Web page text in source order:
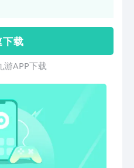
，有高自由度的战术策略
切。 《暗区突围》
行者”正式开启！沉浸剧情战
线要塞异动，地区首领雷诺
阴谋？全新“北山法则”玩法
枪硬，要赢先清场。新武器
、新装备、新配件、新道
枪战体验。2周年庆典集结
派对大赏，和1亿先锋一起
-群鸦纷至”等系列玩法陆续开
交锋，随机保险箱掉落新大
下 载
游APP下载